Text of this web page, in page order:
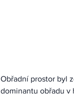
Obřadní prostor byl
dominantu obřadu v